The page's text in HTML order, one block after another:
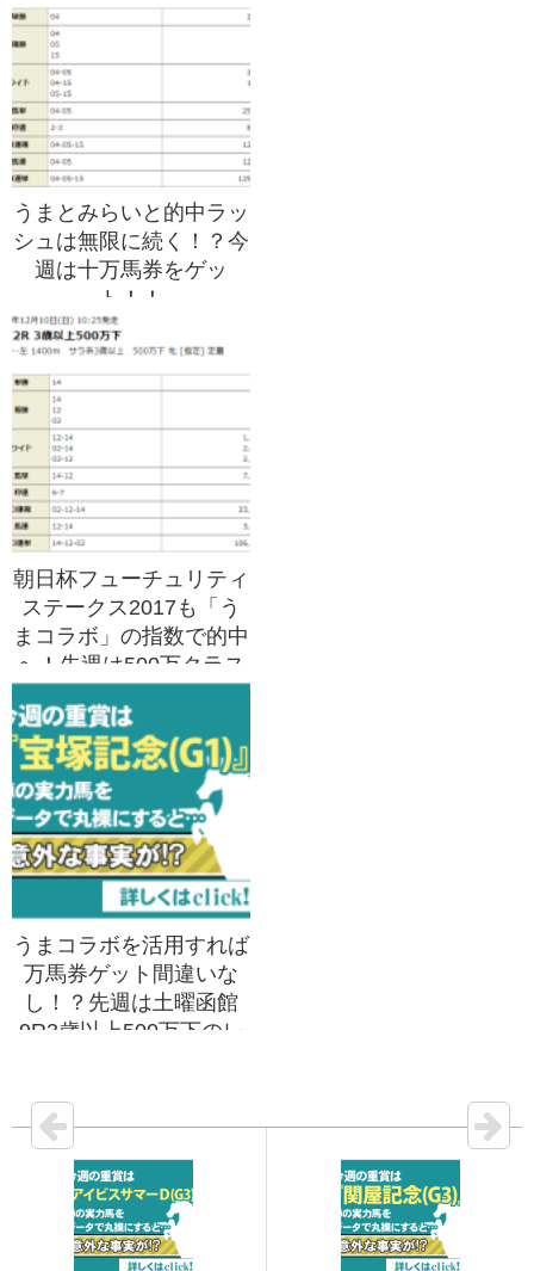
うまとみらいと的中ラッ
シュは無限に続く！？今
週は十万馬券をゲッ
ト！！
朝日杯フューチュリティ
ステークス2017も「う
まコラボ」の指数で的中
へ！先週は500万クラス
中！
うまコラボを活用すれば
万馬券ゲット間違いな
し！？先週は土曜函館
9R3歳以上500万下のレ